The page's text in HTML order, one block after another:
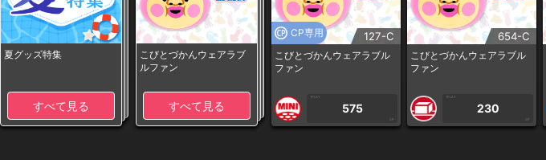
夏グッズ特集
すべて見る
こびとづかんウェアラブ
ルファン
すべて見る
CP専用 127-C
こびとづかんウェアラブル
ファン
1PLAY
575
CP
654-C
こびとづかんウェアラブル
ファン
1PLAY
230
CP